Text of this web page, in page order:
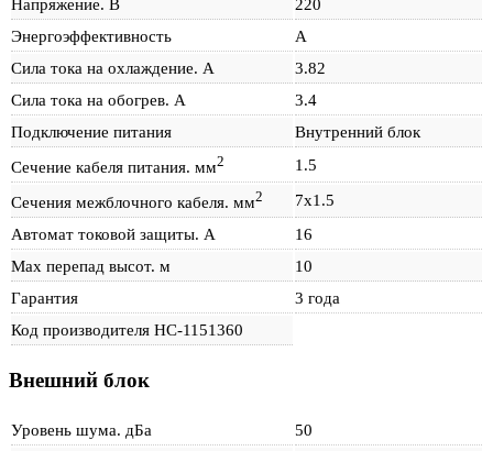
Напряжение. В
220
Энергоэффективность
A
Сила тока на охлаждение. А
3.82
Сила тока на обогрев. А
3.4
Подключение питания
Внутренний блок
Сечение кабеля питания. мм2 1.5
Сечения межблочного кабеля. мм2
7х1.5
Автомат токовой защиты. А
16
Max перепад высот. м
10
Гарантия
3 года
Код производителя НС-1151360
Внешний блок
Уровень шума. дБа
50